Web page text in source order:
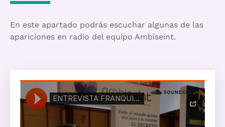
En este apartado podrás escuchar algunas de las
apariciones en radio del equipo Ambiseint.